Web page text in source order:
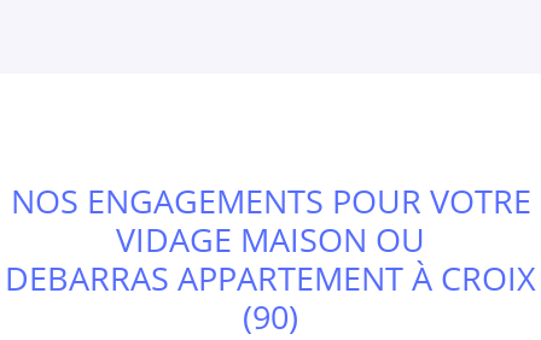
NOS ENGAGEMENTS POUR VOTRE
VIDAGE MAISON OU
DEBARRAS APPARTEMENT À CROIX
(90)